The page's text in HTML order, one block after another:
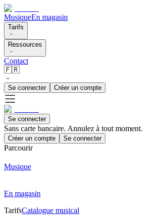
MusiqueEn magasin
Tarifs
Ressources
Contact
🇫🇷
Se connecter Créer un compte
Se connecter
Sans carte bancaire. Annulez à tout moment.
Créer un compte Se connecter
Parcourir
Musique
En magasin
TarifsCatalogue musical